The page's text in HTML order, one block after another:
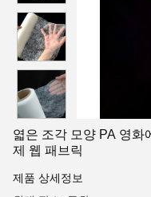
엷은 조각 모양 PA 영화
제 웹 패브릭
제품 상세정보